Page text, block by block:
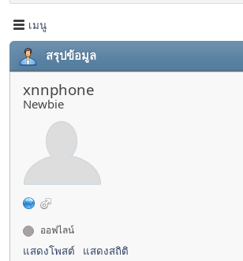
เมนู
สรุปข้อมูล
xnnphone
Newbie
ออฟไลน์
แสดงโพสต์
แสดงสถิติ